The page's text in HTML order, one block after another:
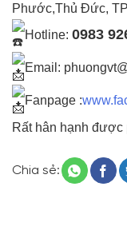
Phước,Thủ Đức,
Hotline: 0983
Email:
Fanpage :
Rất hân hạnh được
Chia sẻ: